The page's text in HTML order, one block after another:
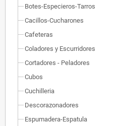
Botes-Especieros-Tarros
Cacillos-Cucharones
Cafeteras
Coladores y Escurridores
Cortadores - Peladores
Cubos
Cuchilleria
Descorazonadores
Espumadera-Espatula